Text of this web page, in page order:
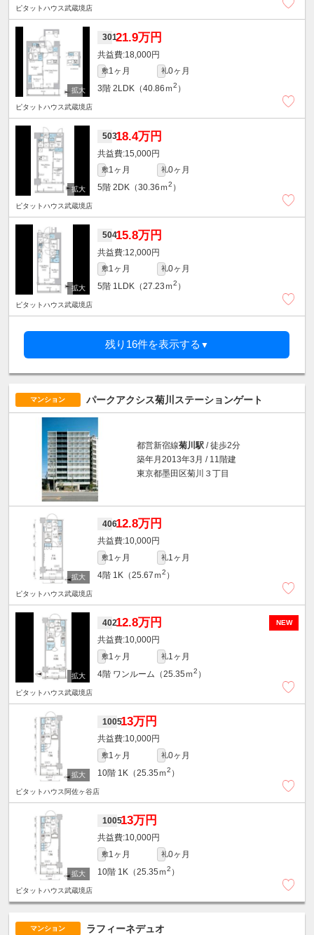
ピタットハウス武蔵境店
30121.9万円
18,000円
敷1ヶ月 礼0ヶ月
3階 2LDK（40.86ｍ2 ）
ピタットハウス武蔵境店
50318.4万円
15,000円
敷1ヶ月 礼0ヶ月
5階 2DK（30.36ｍ2 ）
ピタットハウス武蔵境店
50415.8万円
12,000円
敷1ヶ月 礼0ヶ月
5階 1LDK（27.23ｍ2 ）
ピタットハウス武蔵境店
残り16件を表示する ▼
マンション パークアクシス菊川ステーションゲート
都営新宿線菊川駅 / 徒歩2分
築年月2013年3月 / 11階建
東京都墨田区菊川３丁目
40612.8万円
10,000円
敷1ヶ月 礼1ヶ月
4階 1K（25.67ｍ2 ）
ピタットハウス武蔵境店
NEW
40212.8万円
10,000円
敷1ヶ月 礼1ヶ月
4階 ワンルーム（25.35ｍ2 ）
ピタットハウス武蔵境店
100513万円
10,000円
敷1ヶ月 礼0ヶ月
10階 1K（25.35ｍ2 ）
ピタットハウス阿佐ヶ谷店
100513万円
10,000円
敷1ヶ月 礼0ヶ月
10階 1K（25.35ｍ2 ）
ピタットハウス武蔵境店
マンション ラフィーネデュオ